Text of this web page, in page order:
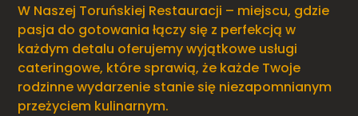
W Naszej Toruńskiej Restauracji – miejscu, gdzie
pasja do gotowania łączy się z perfekcją w
każdym detalu oferujemy wyjątkowe usługi
cateringowe, które sprawią, że każde Twoje
rodzinne wydarzenie stanie się niezapomnianym
przeżyciem kulinarnym.